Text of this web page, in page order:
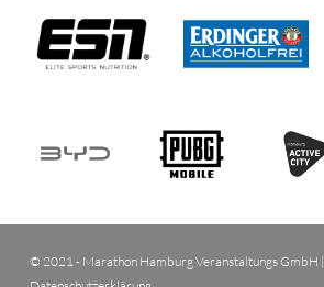
© 2021 - Marathon Hamburg Veranstaltungs GmbH |